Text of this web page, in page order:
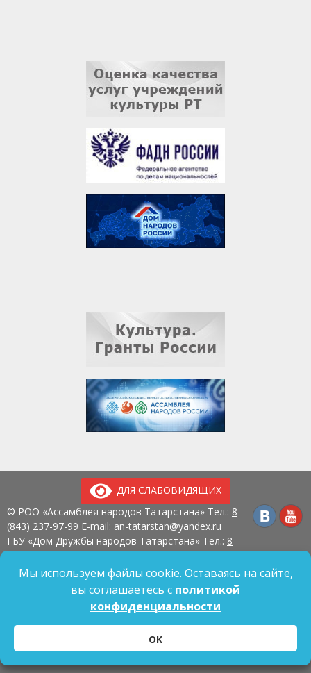
ДЛЯ СЛАБОВИДЯЩИХ
© РОО «Ассамблея народов Татарстана» Тел.: 8
(843) 237-97-99 E-mail: an-tatarstan@yandex.ru
ГБУ «Дом Дружбы народов Татарстана» Тел.: 8
420107, г. Казань, ул. Павлюхина, д. 57
Политика обработки персональных данных
Согласие на обработку персональных данных
Мы используем файлы cookie. Оставаясь на сайте,
вы соглашаетесь с политикой
конфиденциальности
OK